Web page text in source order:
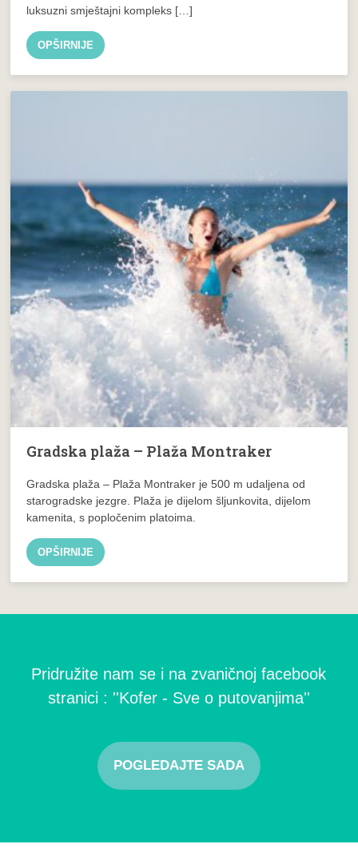
luksuzni smještajni kompleks […]
OPŠIRNIJE
Gradska plaža – Plaža Montraker
Gradska plaža – Plaža Montraker je 500 m udaljena od
starogradske jezgre. Plaža je dijelom šljunkovita, dijelom
kamenita, s popločenim platoima.
OPŠIRNIJE
Pridružite nam se i na zvaničnoj facebook
stranici : ''Kofer - Sve o putovanjima''
POGLEDAJTE SADA